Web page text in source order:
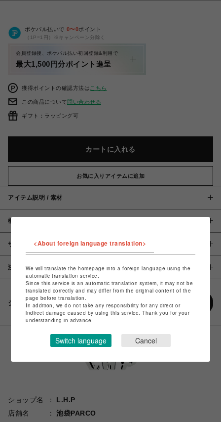
ポケパル払いで 0〜0ポイント
（1P=1円）※キャンペーン分除く
会員登録後、ポケパル払い初回登録&利用で
最大1,500円分ポイント進呈
獲得ポイントの確認方法は こちら
この商品について問い合わせる
ギフト：ラッピング可
カートに入れる
お気に入りアイテムに追加
アイテム説明 / 素材
概要
サイズ
注意事項
シェアする
ショップ名
L.H.P
店舗名
池袋PARCO
<About foreign language translation>
We will translate the homepage into a foreign language using the
automatic translation service.
Since this service is an automatic translation system, it may not be
translated correctly and may differ from the original content of the
page before translation.
In addition, we do not take any responsibility for any direct or
indirect damage caused by using this service. Thank you for your
understanding in advance.
Switch language Cancel